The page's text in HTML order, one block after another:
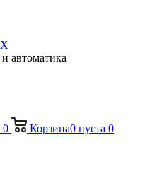
автоматика
0 Корзина0 пуста 0